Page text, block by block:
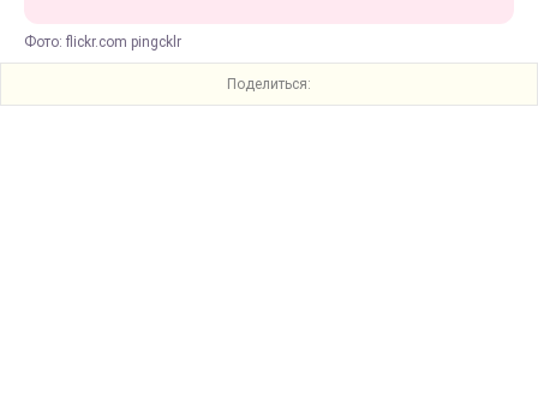
Фото: flickr.com pingcklr
Поделиться: